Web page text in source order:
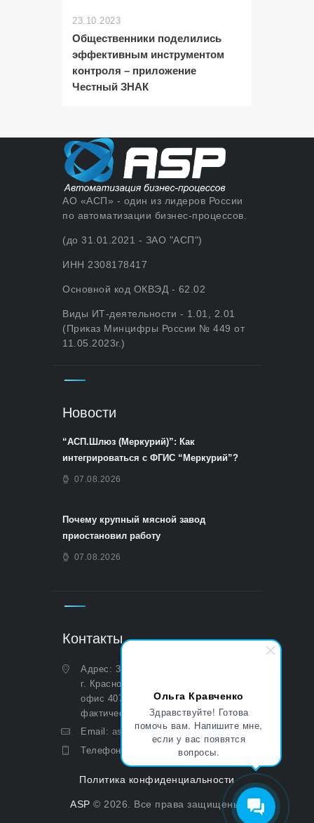
Ольга Кравченко
Здравствуйте! Готова
помочь вам. Напишите мне,
если у вас появятся
вопросы.
23.10.2023
Общественники поделились
эффективным инструментом
контроля – приложение
Честный ЗНАК
АО «АСП» - один из лидеров России
по автоматизации бизнес-процессов.
(до 31.01.2021 - ЗАО "АСП")
ИНН 2308178417
Основной код ОКВЭД - 62.02
Виды ИТ-деятельности - 1.01, 2.01
(Приказ Минцифры России № 449 от
11.05.2023г.)
Новости
“АСП.Шлюз (Меркурий)”: Как
интегрироваться с ФГИС “Меркурий”?
07.08.2026
Почему крупный мясной завод
приостановил работу
07.08.2026
Контакты
Адрес: 350051, Краснодарский край,
г. Краснодар, ул. Дальняя, д. 27,
офис 407 (Юридический и
фактический)
Email: asp@aoasp.ru
Телефон:
+7 (499) 380-83-05
Политика конфиденциальности
ASP © 2026. Все права защищены.